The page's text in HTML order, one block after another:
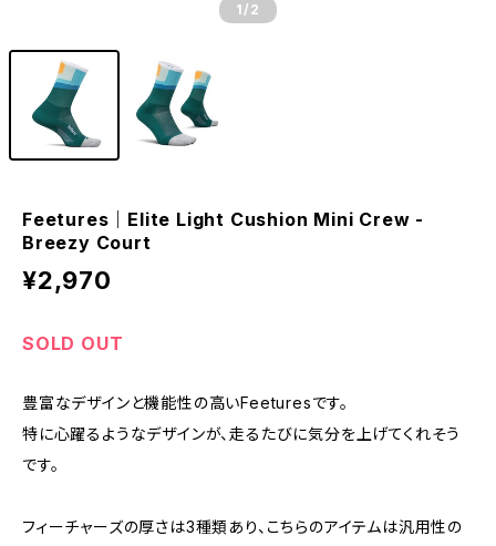
1 /2
Feetures｜Elite Light Cushion Mini Crew -
Breezy Court
¥2,970
SOLD OUT
豊富なデザインと機能性の高いFeeturesです。
特に心躍るようなデザインが、走るたびに気分を上げてくれそう
です。
フィーチャーズの厚さは3種類あり、こちらのアイテムは汎用性の